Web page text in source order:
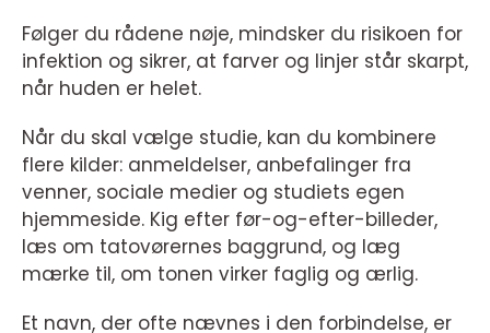
Følger du rådene nøje, mindsker du risikoen for
infektion og sikrer, at farver og linjer står skarpt,
når huden er helet.
Når du skal vælge studie, kan du kombinere
flere kilder: anmeldelser, anbefalinger fra
venner, sociale medier og studiets egen
hjemmeside. Kig efter før-og-efter-billeder,
læs om tatovørernes baggrund, og læg
mærke til, om tonen virker faglig og ærlig.
Et navn, der ofte nævnes i den forbindelse, er